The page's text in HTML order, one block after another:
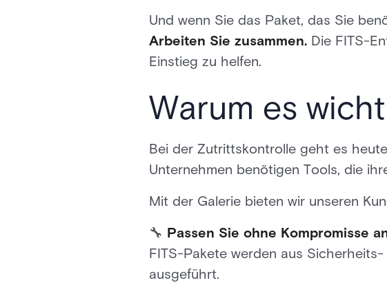
Und wenn Sie das Paket, das Sie
Arbeiten Sie zusammen. Die FITS-
Einstieg zu helfen.
Warum es
Bei der Zutrittskontrolle geht es
Unternehmen benötigen Tools, die
Mit der Galerie bieten wir unseren
🔧 Passen Sie ohne Kompromisse
FITS-Pakete werden aus
ausgeführt.